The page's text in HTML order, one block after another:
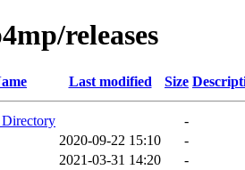
releases
Last modified Size
Directory
-
2020-09-22 15:10
-
2021-03-31 14:20
-